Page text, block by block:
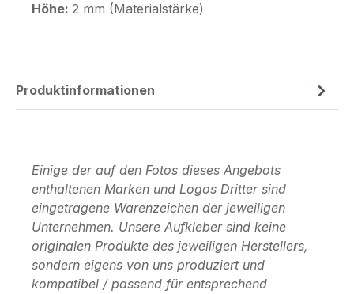
Höhe: 2 mm (Materialstärke)
Produktinformationen
Einige der auf den Fotos dieses Angebots
enthaltenen Marken und Logos Dritter sind
eingetragene Warenzeichen der jeweiligen
Unternehmen. Unsere Aufkleber sind keine
originalen Produkte des jeweiligen Herstellers,
sondern eigens von uns produziert und
kompatibel / passend für entsprechend